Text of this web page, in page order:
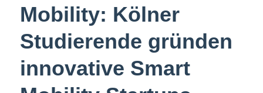
Mobility: Kölner
Studierende gründen
innovative Smart